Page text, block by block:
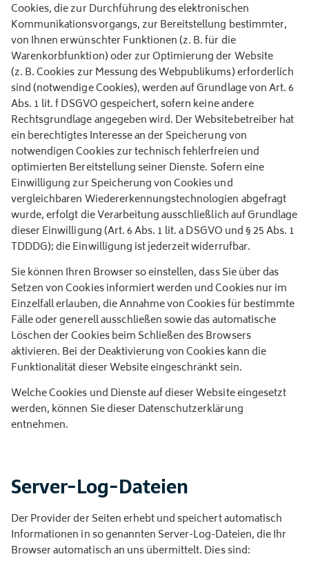
Cookies, die zur Durchführung des elektronischen
Kommunikationsvorgangs, zur Bereitstellung bestimmter,
von Ihnen erwünschter Funktionen (z. B. für die
Warenkorbfunktion) oder zur Optimierung der Website
(z. B. Cookies zur Messung des Webpublikums) erforderlich
sind (notwendige Cookies), werden auf Grundlage von Art. 6
Abs. 1 lit. f DSGVO gespeichert, sofern keine andere
Rechtsgrundlage angegeben wird. Der Websitebetreiber hat
ein berechtigtes Interesse an der Speicherung von
notwendigen Cookies zur technisch fehlerfreien und
optimierten Bereitstellung seiner Dienste. Sofern eine
Einwilligung zur Speicherung von Cookies und
vergleichbaren Wiedererkennungstechnologien abgefragt
wurde, erfolgt die Verarbeitung ausschließlich auf Grundlage
dieser Einwilligung (Art. 6 Abs. 1 lit. a DSGVO und § 25 Abs. 1
TDDDG); die Einwilligung ist jederzeit widerrufbar.
Sie können Ihren Browser so einstellen, dass Sie über das
Setzen von Cookies informiert werden und Cookies nur im
Einzelfall erlauben, die Annahme von Cookies für bestimmte
Fälle oder generell ausschließen sowie das automatische
Löschen der Cookies beim Schließen des Browsers
aktivieren. Bei der Deaktivierung von Cookies kann die
Funktionalität dieser Website eingeschränkt sein.
Welche Cookies und Dienste auf dieser Website eingesetzt
werden, können Sie dieser Datenschutzerklärung
entnehmen.
Server-Log-Dateien
Der Provider der Seiten erhebt und speichert automatisch
Informationen in so genannten Server-Log-Dateien, die Ihr
Browser automatisch an uns übermittelt. Dies sind: